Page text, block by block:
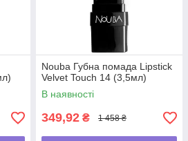
Nouba Губна помада Lipstick
Velvet Touch 14 (3,5мл)
В наявності
349,92 ₴ 1 458 ₴